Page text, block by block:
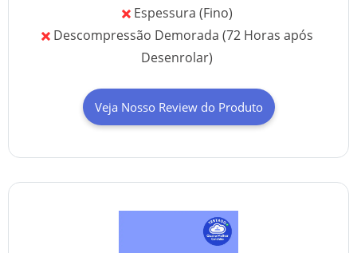
Espessura (Fino)
Descompressão Demorada (72 Horas após
Desenrolar)
Veja Nosso Review do Produto